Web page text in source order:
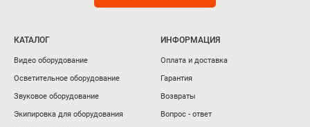
КАТАЛОГ
Видео оборудование
Осветительное оборудование
Звуковое оборудование
Экипировка для оборудования
ИНФОРМАЦИЯ
Оплата и доставка
Гарантия
Возвраты
Вопрос - ответ